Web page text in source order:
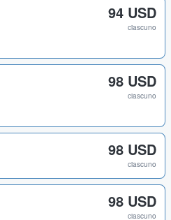
94 USD
ciascuno
98 USD
ciascuno
98 USD
ciascuno
98 USD
ciascuno